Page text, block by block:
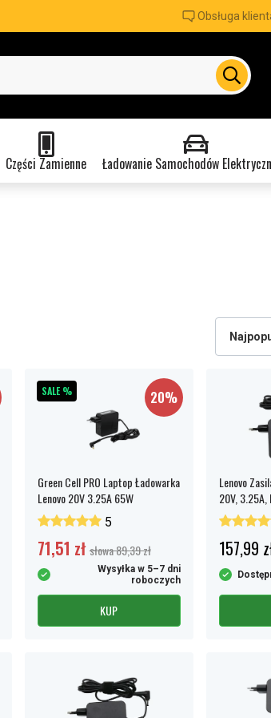
Obsługa
Części Zamienne Ładowanie Samochodów
SALE % 20%
Green Cell PRO Laptop Ładowarka
Lenovo 20V 3.25A 65W
5
71,51 zł słowa 89,39 zł
Wysyłka w 5–7 dni
roboczych
KUP
Lenovo
20V, 3.25A,
157,99